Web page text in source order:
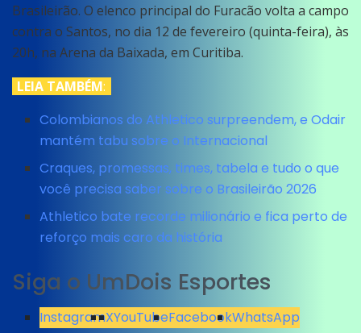
Brasileirão. O elenco principal do Furacão volta a campo
contra o Santos, no dia 12 de fevereiro (quinta-feira), às
20h, na Arena da Baixada, em Curitiba.
LEIA TAMBÉM:
Colombianos do Athletico surpreendem, e Odair
mantém tabu sobre o Internacional
Craques, promessas, times, tabela e tudo o que
você precisa saber sobre o Brasileirão 2026
Athletico bate recorde milionário e fica perto de
reforço mais caro da história
Siga o UmDois Esportes
InstagramXYouTubeFacebookWhatsApp